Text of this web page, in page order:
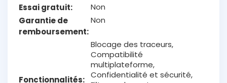
Essai gratuit
Non
Garantie de
remboursement
Non
Fonctionnalités
Blocage des traceurs,
Compatibilité
multiplateforme,
Confidentialité et sécurité,